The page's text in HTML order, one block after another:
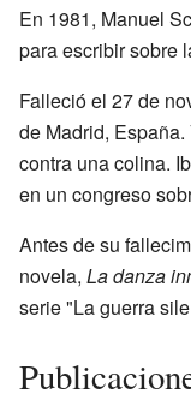
En 1981, Manuel
para escribir sobre
Falleció el 27 de
de Madrid,
contra una colina.
en un congreso
Antes de su
novela, La danza
serie "La guerra